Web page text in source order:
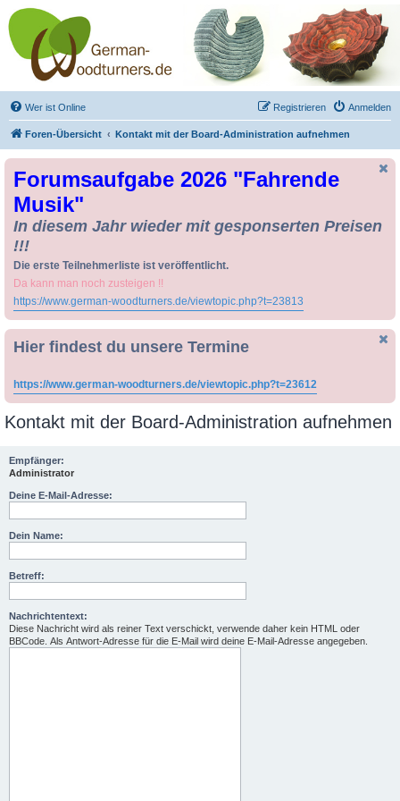
Drechseln und
Kunsthandwerk -
German-Woodturners
*Forum Sauerland*
Der Treffpunkt für Drechsler und Freunde des Kunsthandwerks
Wer ist Online Anmelden
Registrieren
Foren-Übersicht Kontakt mit der Board-Administration aufnehmen
Forumsaufgabe 2026 "Fahrende
Musik"
In diesem Jahr wieder mit gesponserten Preisen
!!!
Die erste Teilnehmerliste ist veröffentlicht.
Da kann man noch zusteigen !!
https://www.german-woodturners.de/viewtopic.php?t=23813
Hier findest du unsere Termine
https://www.german-woodturners.de/viewtopic.php?t=23612
Kontakt mit der Board-Administration aufnehmen
Empfänger:
Administrator
Deine E-Mail-Adresse:
Dein Name:
Betreff:
Nachrichtentext:
Diese Nachricht wird als reiner Text verschickt, verwende daher kein HTML oder
BBCode. Als Antwort-Adresse für die E-Mail wird deine E-Mail-Adresse angegeben.